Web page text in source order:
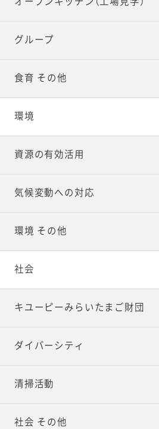
グループ
食育 その他
環境
資源の有効活用
気候変動への対応
環境 その他
社会
キユーピーみらいたまご財団
ダイバーシティ
清掃活動
社会 その他